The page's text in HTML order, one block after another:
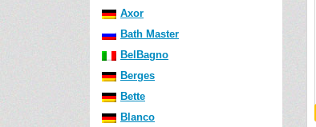
Axor
Bath Master
BelBagno
Berges
Bette
Blanco